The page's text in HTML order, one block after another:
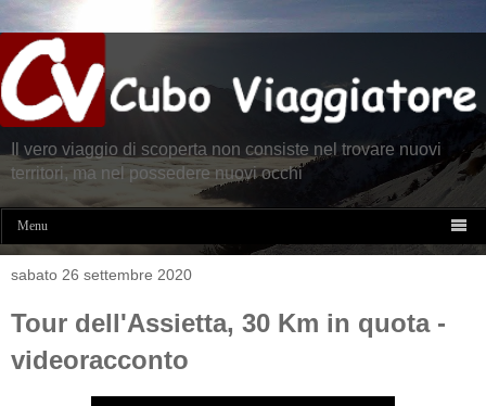
Il vero viaggio di scoperta non consiste nel trovare nuovi
territori, ma nel possedere nuovi occhi
Menu 
sabato 26 settembre 2020
Tour dell'Assietta, 30 Km in quota -
videoracconto